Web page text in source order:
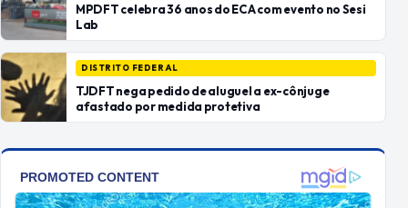
MPDFT celebra 36 anos do ECA com evento no Sesi
Lab
DISTRITO FEDERAL
TJDFT nega pedido de aluguel a ex-cônjuge
afastado por medida protetiva